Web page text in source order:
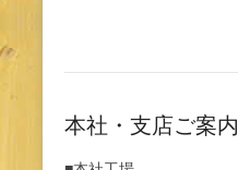
本社・支店ご案内